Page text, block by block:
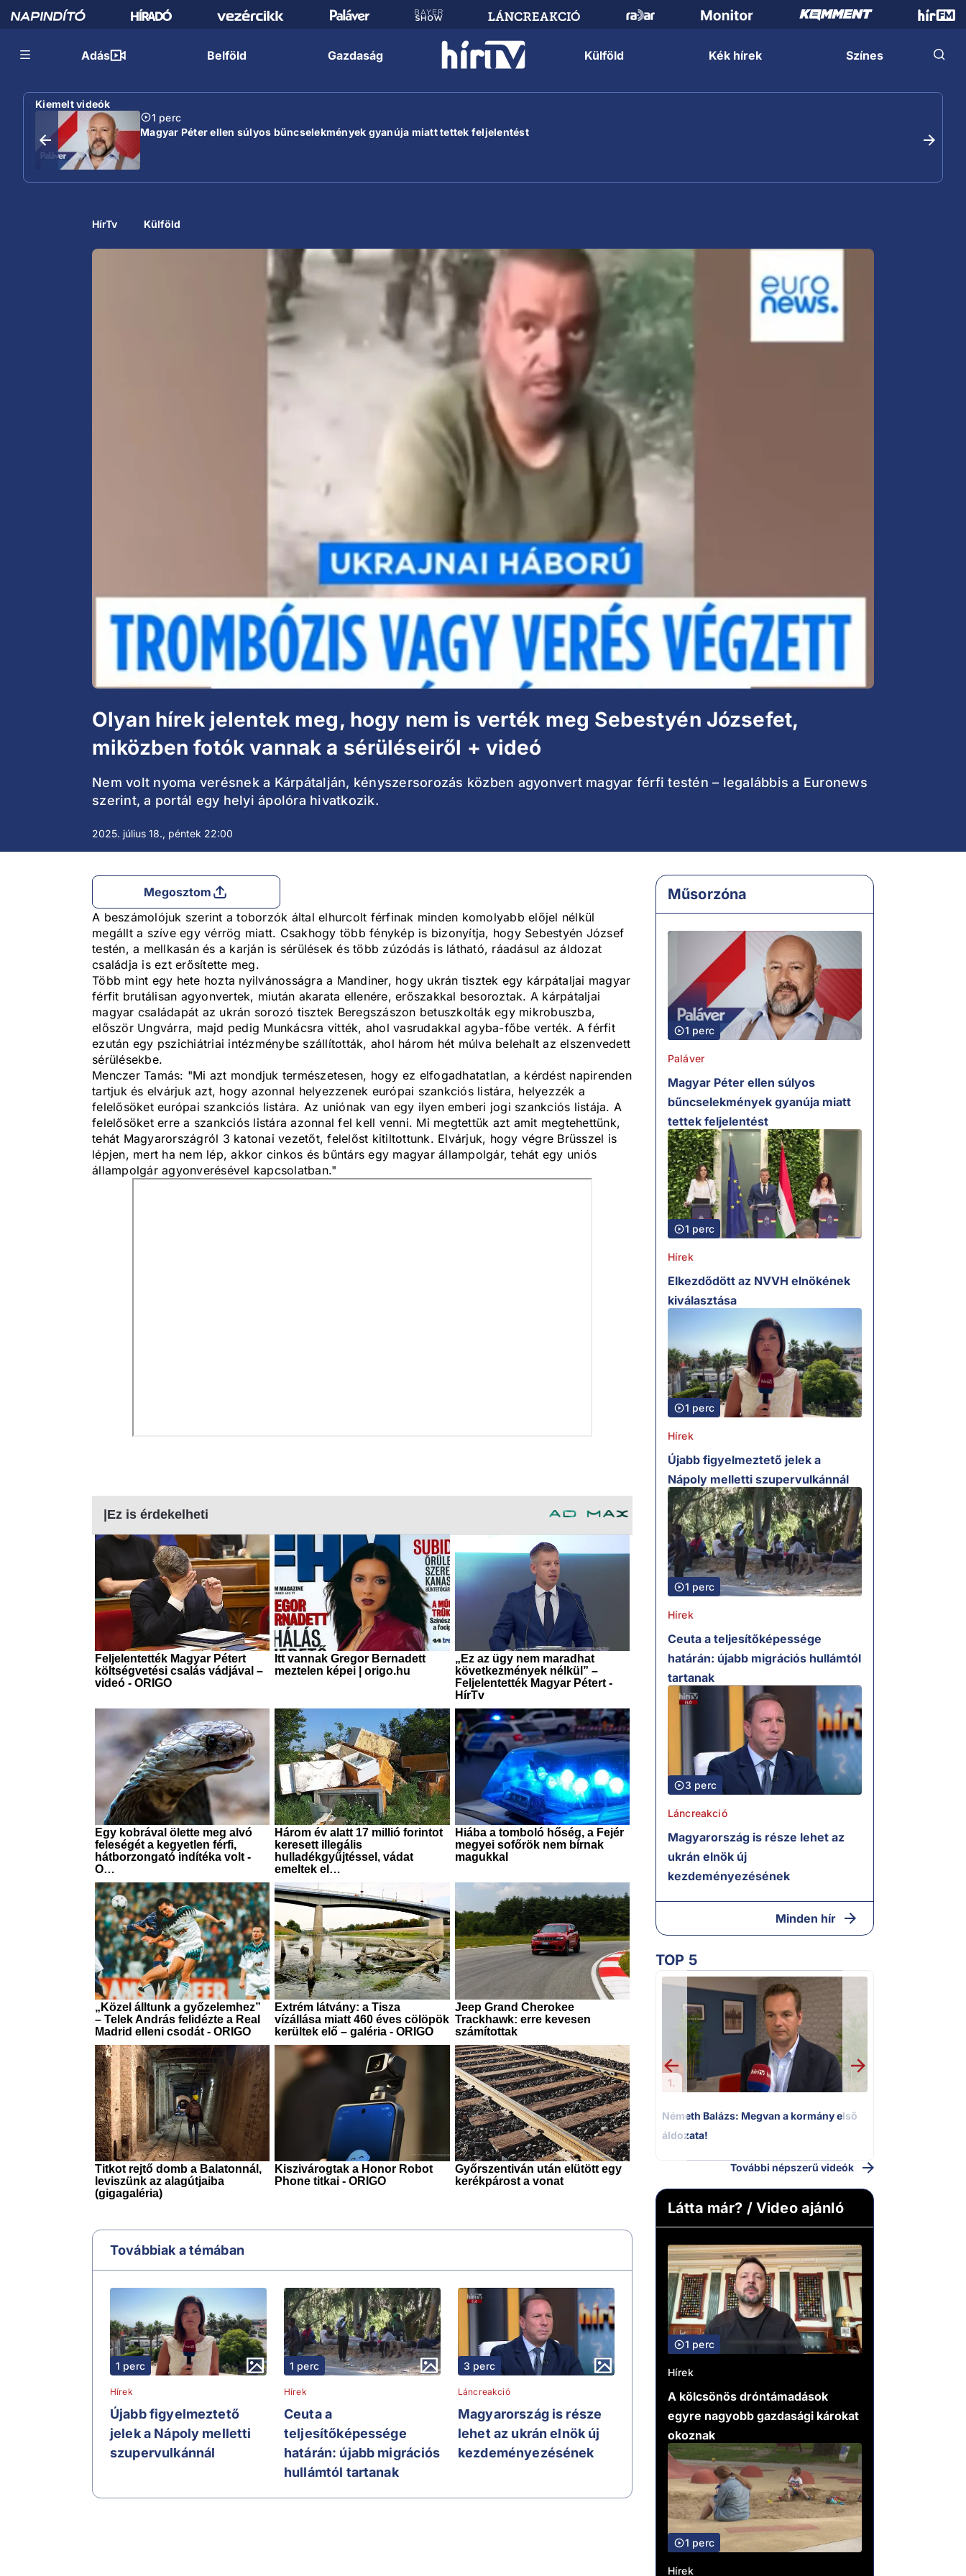
Adás Belföld Gazdaság Külföld Kék hírek Színes
Kiemelt videók
1 perc
Magyar Péter ellen súlyos bűncselekmények gyanúja miatt tettek feljelentést
HírTv Külföld
Olyan hírek jelentek meg, hogy nem is verték meg Sebestyén Józsefet,
miközben fotók vannak a sérüléseiről + videó
Nem volt nyoma verésnek a Kárpátalján, kényszersorozás közben agyonvert magyar férfi testén – legalábbis a Euronews
szerint, a portál egy helyi ápolóra hivatkozik.
2025. július 18., péntek 22:00
Megosztom
A beszámolójuk szerint a toborzók által elhurcolt férfinak minden komolyabb előjel nélkül
megállt a szíve egy vérrög miatt. Csakhogy több fénykép is bizonyítja, hogy Sebestyén József
testén, a mellkasán és a karján is sérülések és több zúzódás is látható, ráadásul az áldozat
családja is ezt erősítette meg.
Több mint egy hete hozta nyilvánosságra a Mandiner, hogy ukrán tisztek egy kárpátaljai magyar
férfit brutálisan agyonvertek, miután akarata ellenére, erőszakkal besoroztak. A kárpátaljai
magyar családapát az ukrán sorozó tisztek Beregszászon betuszkolták egy mikrobuszba,
először Ungvárra, majd pedig Munkácsra vitték, ahol vasrudakkal agyba-főbe verték. A férfit
ezután egy pszichiátriai intézménybe szállították, ahol három hét múlva belehalt az elszenvedett
sérülésekbe.
Menczer Tamás: "Mi azt mondjuk természetesen, hogy ez elfogadhatatlan, a kérdést napirenden
tartjuk és elvárjuk azt, hogy azonnal helyezzenek európai szankciós listára, helyezzék a
felelősöket európai szankciós listára. Az uniónak van egy ilyen emberi jogi szankciós listája. A
felelősöket erre a szankciós listára azonnal fel kell venni. Mi megtettük azt amit megtehettünk,
tehát Magyarországról 3 katonai vezetőt, felelőst kitiltottunk. Elvárjuk, hogy végre Brüsszel is
lépjen, mert ha nem lép, akkor cinkos és bűntárs egy magyar állampolgár, tehát egy uniós
állampolgár agyonverésével kapcsolatban."
Továbbiak a témában
1 perc
Hírek
Újabb figyelmeztető
jelek a Nápoly melletti
szupervulkánnál
1 perc
Hírek
Ceuta a
teljesítőképessége
határán: újabb migrációs
hullámtól tartanak
3 perc
Láncreakció
Magyarország is része
lehet az ukrán elnök új
kezdeményezésének
Műsorzóna
1 perc
Paláver
Magyar Péter ellen súlyos
bűncselekmények gyanúja miatt
tettek feljelentést
1 perc
Hírek
Elkezdődött az NVVH elnökének
kiválasztása
1 perc
Hírek
Újabb figyelmeztető jelek a
Nápoly melletti szupervulkánnál
1 perc
Hírek
Ceuta a teljesítőképessége
határán: újabb migrációs hullámtól
tartanak
3 perc
Láncreakció
Magyarország is része lehet az
ukrán elnök új
kezdeményezésének
Minden hír
TOP 5
1.
Németh Balázs: Megvan a kormány első
áldozata!
További népszerű videók
Látta már? / Video ajánló
1 perc
Hírek
A kölcsönös dróntámadások
egyre nagyobb gazdasági károkat
okoznak
1 perc
Hírek